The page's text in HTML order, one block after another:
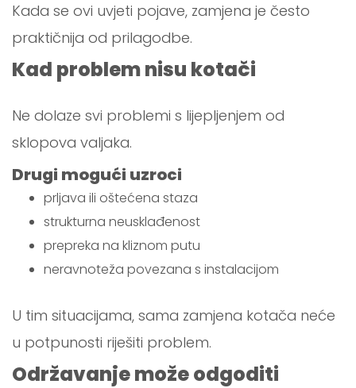
Kada se ovi uvjeti pojave, zamjena je često
praktičnija od prilagodbe.
Kad problem nisu kotači
Ne dolaze svi problemi s lijepljenjem od
sklopova valjaka.
Drugi mogući uzroci
prljava ili oštećena staza
strukturna neusklađenost
prepreka na kliznom putu
neravnoteža povezana s instalacijom
U tim situacijama, sama zamjena kotača neće
u potpunosti riješiti problem.
Održavanje može odgoditi